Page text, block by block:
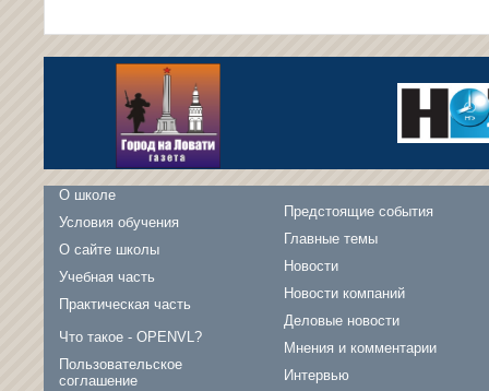
О школе
Условия обучения
О сайте школы
Учебная часть
Практическая часть
Что такое - OPENVL?
Пользовательское
соглашение
Предстоящие события
Главные темы
Новости
Новости компаний
Деловые новости
Мнения и комментарии
Интервью